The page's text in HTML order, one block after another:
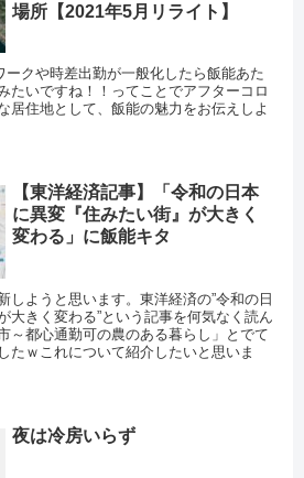
場所【2021年5月リライト】
ークや時差出勤が一般化したら飯能あた
たいですね！！ってことでアフターコロ
居住地として、飯能の魅力をお伝えしよ
【東洋経済記事】「令和の日本
に異変『住みたい街』が大きく
変わる」に飯能キタ
しようと思います。東洋経済の”令和の日
大きく変わる”という記事を何気なく読ん
～都心通勤可の農のある暮らし」とでて
たｗこれについて紹介したいと思いま
夜は冷房いらず